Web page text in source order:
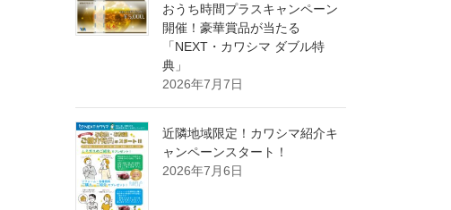
おうち時間プラスキャンペーン
開催！豪華賞品が当たる
「NEXT・カワシマ ダブル特
典」
2026年7月7日
近隣地域限定！カワシマ紹介キ
ャンペーンスタート！
2026年7月6日